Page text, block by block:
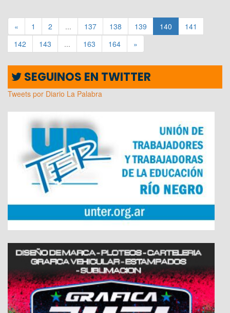
« 1 2 ... 137 138 139 140
141
142
143 ... 163 164 »
SEGUINOS EN TWITTER
Tweets por Diario La Palabra